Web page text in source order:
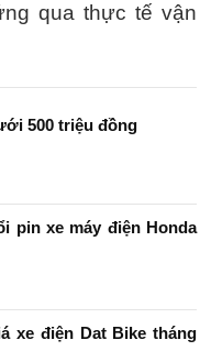
qua thực tế vận
500 triệu đồng
pin xe máy điện Honda
xe điện Dat Bike tháng